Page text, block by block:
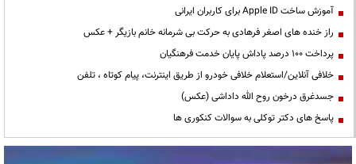
آموزش ساخت Apple ID برای کاربران ایرانی
راز خنده های اصغر فرهادی به حرکت بی شرمانه خانم بازیگر + عکس
پرداخت ۱۰۰ درصد پاداش پایان خدمت فرهنگیان
خلافی آنلاین/استعلام خلافی خودرو از طریق اینترنت، پیام کوتاه ، تلفن
جسدغرق درخون روح الله داداشی (عکس)
پاسخ های دکتر توکلی به سوالات کنکوری ها